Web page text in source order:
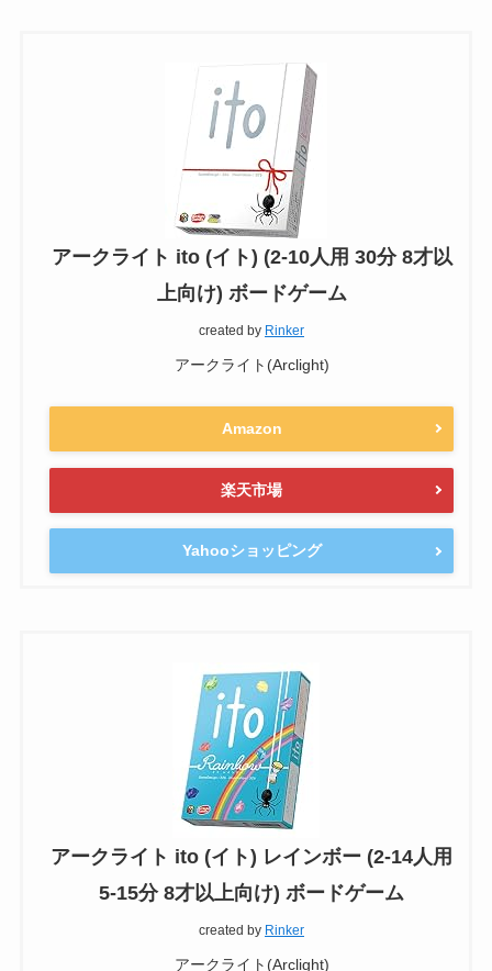
アークライト ito (イト) (2-10人用 30分 8才以
上向け) ボードゲーム
created by Rinker
アークライト(Arclight)
Amazon
楽天市場
Yahooショッピング
アークライト ito (イト) レインボー (2-14人用
5-15分 8才以上向け) ボードゲーム
created by Rinker
アークライト(Arclight)